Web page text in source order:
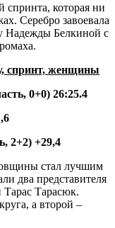
спринта, которая ни
Серебро завоевала
Надежды Белкиной с
спринт, женщины
0+0) 26:25.4
2+2) +29,4
стал лучшим
два представителя
Тарас Тарасюк.
а второй –